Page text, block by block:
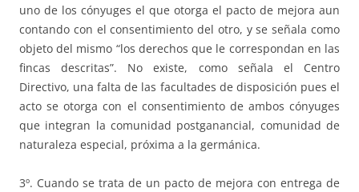
uno de los cónyuges el que otorga el pacto de mejora aun
contando con el consentimiento del otro, y se señala como
objeto del mismo “los derechos que le correspondan en las
fincas descritas”. No existe, como señala el Centro
Directivo, una falta de las facultades de disposición pues el
acto se otorga con el consentimiento de ambos cónyuges
que integran la comunidad postganancial, comunidad de
naturaleza especial, próxima a la germánica.
3º. Cuando se trata de un pacto de mejora con entrega de